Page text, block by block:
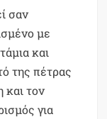
σαν
με
και
της πέτρας
και τον
για